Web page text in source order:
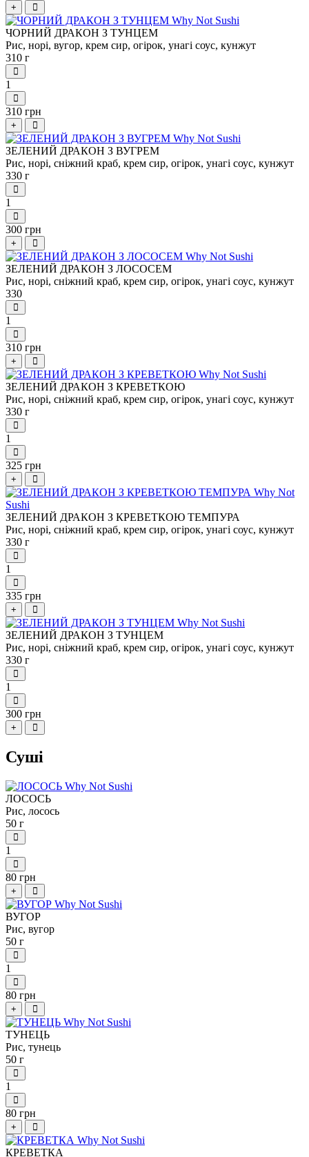
+
ЧОРНИЙ ДРАКОН З ТУНЦЕМ
Рис, норі, вугор, крем сир, огірок, унагі соус, кунжут
310 г
1
310 грн
+
ЗЕЛЕНИЙ ДРАКОН З ВУГРЕМ
Рис, норі, сніжний краб, крем сир, огірок, унагі соус, кунжут
330 г
1
300 грн
+
ЗЕЛЕНИЙ ДРАКОН З ЛОСОСЕМ
Рис, норі, сніжний краб, крем сир, огірок, унагі соус, кунжут
330
1
310 грн
+
ЗЕЛЕНИЙ ДРАКОН З КРЕВЕТКОЮ
Рис, норі, сніжний краб, крем сир, огірок, унагі соус, кунжут
330 г
1
325 грн
+
ЗЕЛЕНИЙ ДРАКОН З КРЕВЕТКОЮ ТЕМПУРА
Рис, норі, сніжний краб, крем сир, огірок, унагі соус, кунжут
330 г
1
335 грн
+
ЗЕЛЕНИЙ ДРАКОН З ТУНЦЕМ
Рис, норі, сніжний краб, крем сир, огірок, унагі соус, кунжут
330 г
1
300 грн
+
Суші
ЛОСОСЬ
Рис, лосось
50 г
1
80 грн
+
ВУГОР
Рис, вугор
50 г
1
80 грн
+
ТУНЕЦЬ
Рис, тунець
50 г
1
80 грн
+
КРЕВЕТКА